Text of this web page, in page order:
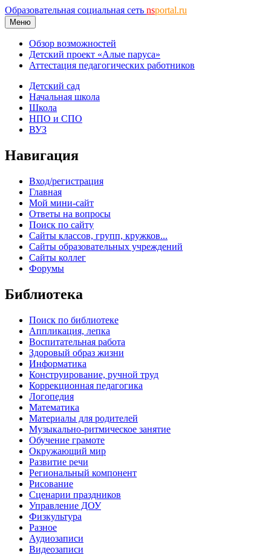
Образовательная социальная сеть nsportal.ru
Меню
Обзор возможностей
Детский проект «Алые паруса»
Аттестация педагогических работников
Детский сад
Начальная школа
Школа
НПО и СПО
ВУЗ
Навигация
Вход/регистрация
Главная
Мой мини-сайт
Ответы на вопросы
Поиск по сайту
Сайты классов, групп, кружков...
Сайты образовательных учреждений
Сайты коллег
Форумы
Библиотека
Поиск по библиотеке
Аппликация, лепка
Воспитательная работа
Здоровый образ жизни
Информатика
Конструирование, ручной труд
Коррекционная педагогика
Логопедия
Математика
Материалы для родителей
Музыкально-ритмическое занятие
Обучение грамоте
Окружающий мир
Развитие речи
Региональный компонент
Рисование
Сценарии праздников
Управление ДОУ
Физкультура
Разное
Аудиозаписи
Видеозаписи